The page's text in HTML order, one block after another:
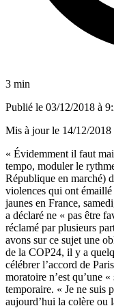
3 min
Publié le 03/12/2018 à
Mis à jour le 14/12/2018
« Évidemment il faut
tempo, moduler le
République en marché)
violences qui ont
jaunes en France,
a déclaré ne « pas être
réclamé par plusieurs
avons sur ce sujet une
de la COP24, il y a
célébrer l’accord de
moratoire n’est qu’une
temporaire. « Je ne suis
aujourd’hui la colère ou